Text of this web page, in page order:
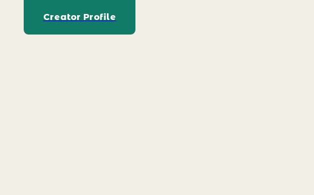
Creator Profile